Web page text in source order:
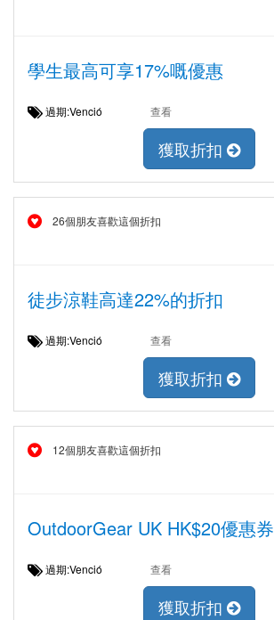
學生最高可享17%嘅優惠
過期:Venció 查看
獲取折扣
26個朋友喜歡這個折扣
徒步涼鞋高達22%的折扣
過期:Venció 查看
獲取折扣
12個朋友喜歡這個折扣
OutdoorGear UK HK$20優惠券
過期:Venció 查看
獲取折扣